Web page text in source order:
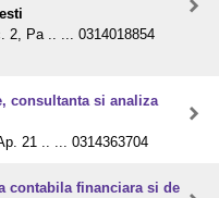
2, Pa .. ... 0314018854
consultanta si analiza
21 .. ... 0314363704
contabila financiara si de